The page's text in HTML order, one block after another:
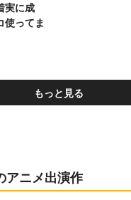
実に成
使ってま
もっと見る
アニメ出演作